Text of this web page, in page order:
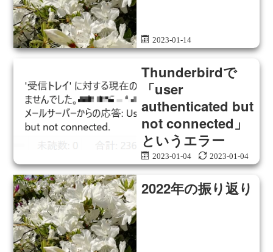
2023-01-14
Thunderbirdで
「user
authenticated but
not connected」
というエラー
2023-01-04 2023-01-04
2022年の振り返り